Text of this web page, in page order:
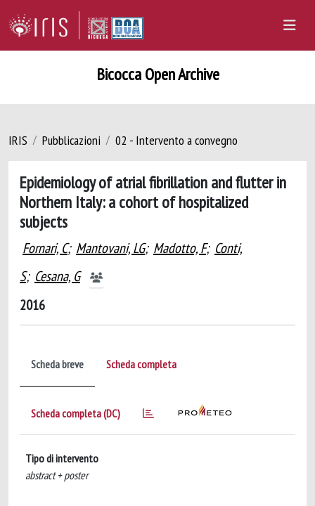
Bicocca Open Archive
IRIS Pubblicazioni 02 - Intervento a convegno
Epidemiology of atrial fibrillation and flutter in
Northern Italy: a cohort of hospitalized
subjects
Fornari, C; Mantovani, LG; Madotto, F; Conti,
S; Cesana, G
2016
Scheda breve Scheda completa
Scheda completa (DC)
Tipo di intervento
abstract + poster